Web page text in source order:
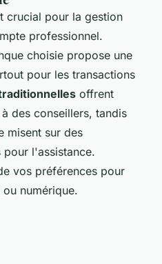
crucial pour la gestion
professionnel.
choisie propose une
pour les transactions
offrent
des conseillers, tandis
misent sur des
pour l'assistance.
vos préférences pour
numérique.